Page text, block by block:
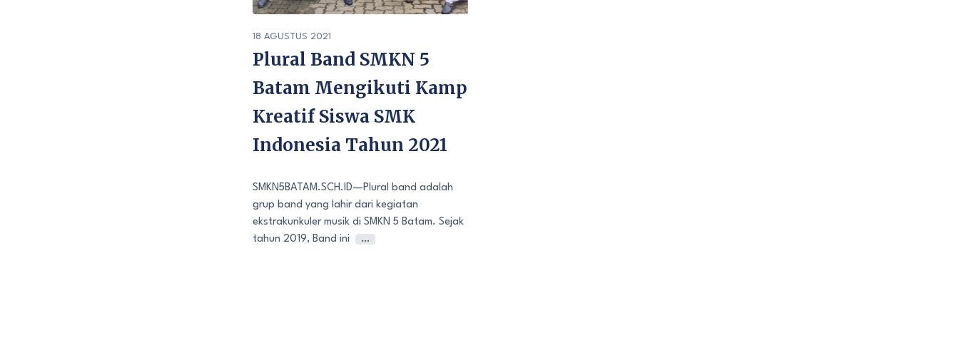
18 AGUSTUS 2021
Plural Band SMKN 5
Batam Mengikuti Kamp
Kreatif Siswa SMK
Indonesia Tahun 2021
SMKN5BATAM.SCH.ID—Plural band adalah
grup band yang lahir dari kegiatan
ekstrakurikuler musik di SMKN 5 Batam. Sejak
tahun 2019, Band ini
…